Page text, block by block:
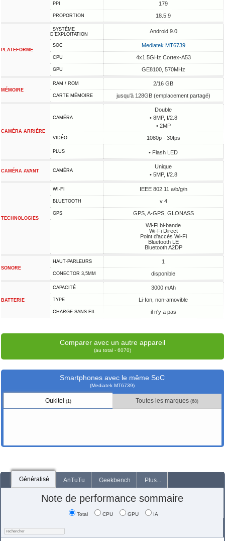
PPI 179
PROPORTION 18.5:9
PLATEFORME
SYSTÈME
D'EXPLOITATION
Android 9.0
SOC Mediatek MT6739
CPU 4x1.5GHz Cortex-A53
GPU GE8100, 570MHz
MÉMOIRE
RAM / ROM 2/16 GB
CARTE MÉMOIRE jusqu'à 128GB (emplacement partagé)
CAMÉRA ARRIÈRE
CAMÉRA
Double
• 8MP, f/2.8
• 2MP
VIDÉO 1080p - 30fps
PLUS • Flash LED
CAMÉRA AVANT CAMÉRA
Unique
• 5MP, f/2.8
TECHNOLOGIES
WI-FI IEEE 802.11 a/b/g/n
BLUETOOTH v 4
GPS
GPS, A-GPS, GLONASS
Wi-Fi bi-bande
Wi-Fi Direct
Point d'accès Wi-Fi
Bluetooth LE
Bluetooth A2DP
SONORE
HAUT-PARLEURS 1
CONECTOR 3,5MM disponible
BATTERIE
CAPACITÉ 3000 mAh
TYPE Li-Ion, non-amovible
CHARGE SANS FIL il n'y a pas
Comparer avec un autre appareil
(au total - 6070)
Smartphones avec le même SoC
(Mediatek MT6739)
Oukitel (1) Toutes les marques(68)
Généralisé AnTuTu Geekbench Plus...
Note de performance sommaire
Total CPU GPU IA